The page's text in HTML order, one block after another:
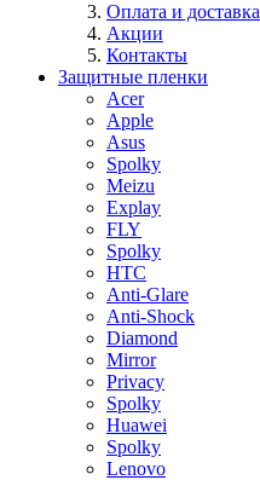
Оплата и доставка
Акции
Контакты
Защитные пленки
Acer
Apple
Asus
Spolky
Meizu
Explay
FLY
Spolky
HTC
Anti-Glare
Anti-Shock
Diamond
Mirror
Privacy
Spolky
Huawei
Spolky
Lenovo